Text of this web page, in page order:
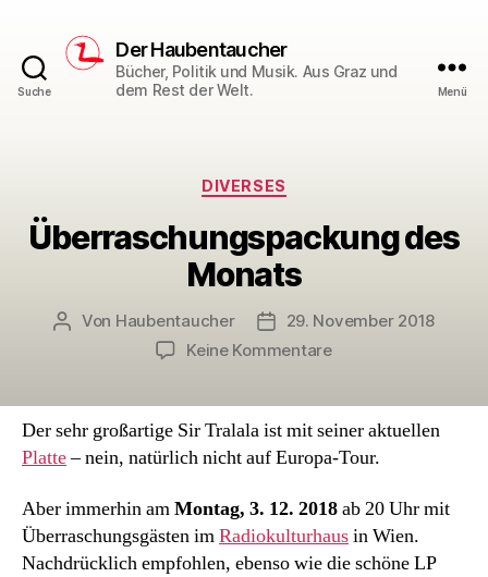
Suche
Der Haubentaucher
Bücher, Politik und Musik. Aus Graz und
dem Rest der Welt.
Menü
Kategorien
DIVERSES
Überraschungspackung des
Monats
Beitragsautor
Von Haubentaucher Veröffentlichungsdatum
29. November 2018
Keine Kommentarezu
Monats
Der sehr großartige Sir Tralala ist mit seiner aktuellen
Platte– nein, natürlich nicht auf Europa-Tour.
Aber immerhin amMontag, 3. 12. 2018ab 20 Uhr mit
Überraschungsgästen imRadiokulturhausin Wien.
Nachdrücklich empfohlen, ebenso wie die schöne LP